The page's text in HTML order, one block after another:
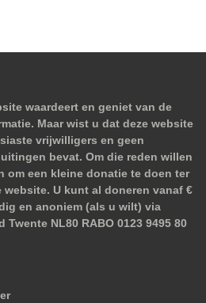
waardeert en geniet van de
Maar wist u dat deze website
vrijwilligers en geen
bevat. Om die reden willen
om een kleine donatie te doen ter
U kunt al doneren vanaf €
en anoniem (als u wilt) via
NL80 RABO 0123 9495 80